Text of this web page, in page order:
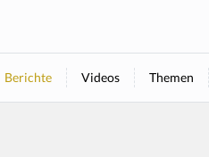
Berichte Videos Themen